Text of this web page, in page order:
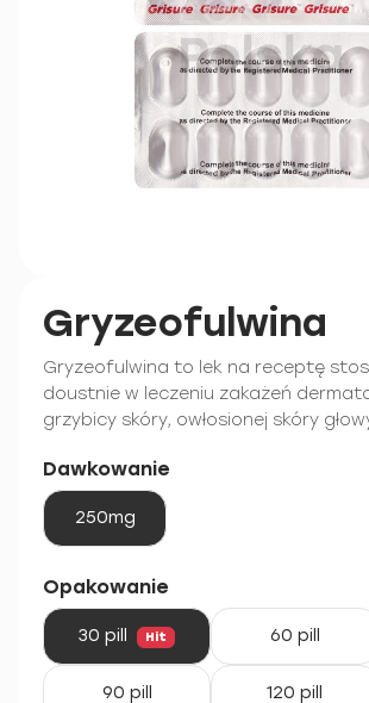
Gryzeofulwina
Gryzeofulwina to lek na receptę
doustnie w leczeniu zakażeń
grzybicy skóry, owłosionej skóry
Dawkowanie
250mg
Opakowanie
30 pill Hit 60 pill
90 pill 120 pill